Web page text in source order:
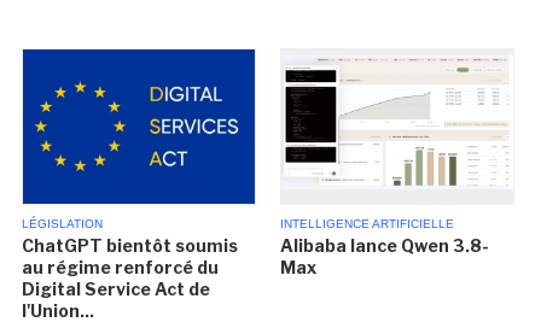
LÉGISLATION
ChatGPT bientôt soumis
au régime renforcé du
Digital Service Act de
l'Union...
INTELLIGENCE ARTIFICIELLE
Alibaba lance Qwen 3.8-
Max